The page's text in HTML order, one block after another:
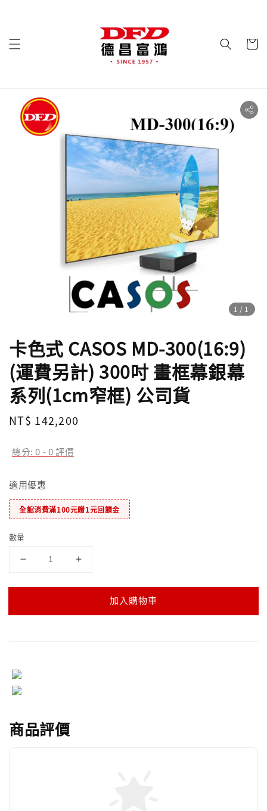
1 /1
卡色式 CASOS MD-300(16:9)
(運費另計) 300吋 畫框幕銀幕
系列(1cm窄框) 公司貨
Regular
NT$ 142,200
總分:0 -0評價
適用優惠
全館消費滿100元贈1元回饋金
數量
加入購物車
商品評價